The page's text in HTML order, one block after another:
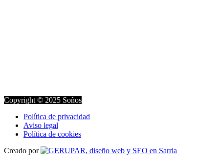
Copyright © 2025 Soños
Política de privacidad
Aviso legal
Política de cookies
Creado por